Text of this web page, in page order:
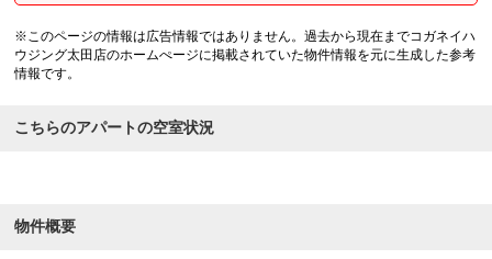
※このページの情報は広告情報ではありません。過去から現在までコガネイハ
ウジング太田店のホームぺージに掲載されていた物件情報を元に生成した参考
情報です。
こちらのアパートの空室状況
物件概要